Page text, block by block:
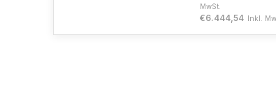
MwSt.
€6.444,54 Inkl.